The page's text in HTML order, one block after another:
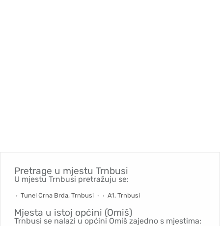
Pretrage u mjestu Trnbusi
U mjestu Trnbusi pretražuju se:
Tunel Crna Brda, Trnbusi A1, Trnbusi
Mjesta u istoj općini (Omiš)
Trnbusi se nalazi u općini Omiš zajedno s mjestima: